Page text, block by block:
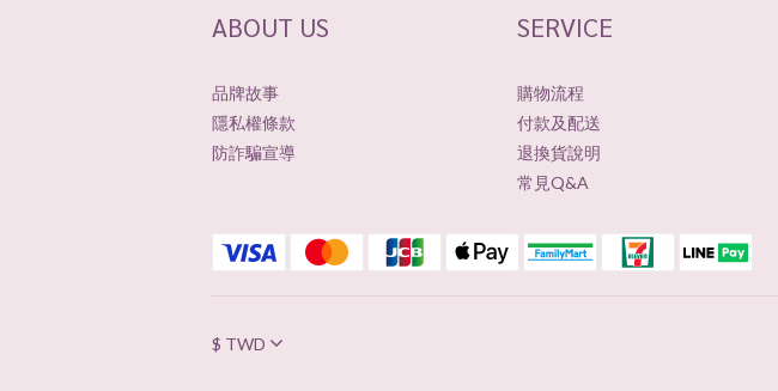
ABOUT US
品牌故事
隱私權條款
防詐騙宣導
SERVICE
購物流程
付款及配送
退換貨說明
常見Q&A
$ TWD